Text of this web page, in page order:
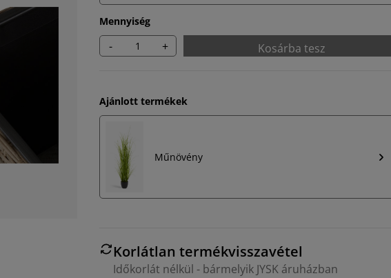
Mennyiség
- + Kosárba tesz
Ajánlott termékek
Műnövény
Korlátlan termékvisszavétel
Időkorlát nélkül - bármelyik JYSK áruházban